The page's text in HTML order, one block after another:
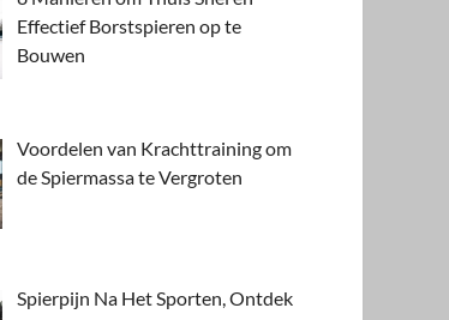
Effectief Borstspieren op te
Bouwen
Voordelen van Krachttraining om
de Spiermassa te Vergroten
Spierpijn Na Het Sporten, Ontdek